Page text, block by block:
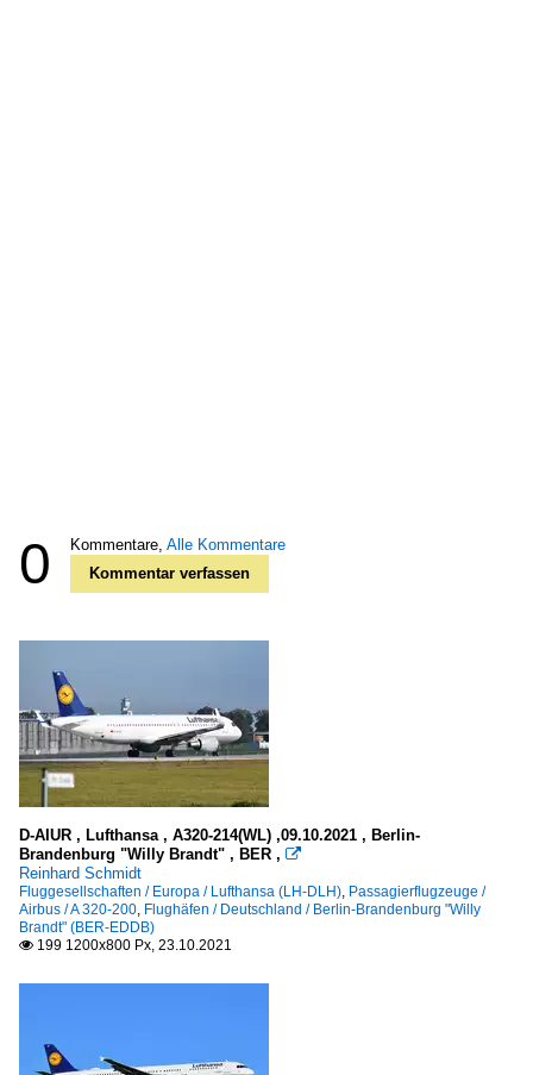
0 Kommentare, Alle Kommentare
Kommentar verfassen
D-AIUR , Lufthansa , A320-214(WL) ,09.10.2021 , Berlin-
Brandenburg "Willy Brandt" , BER , 
Reinhard Schmidt
Fluggesellschaften / Europa / Lufthansa (LH-DLH), Passagierflugzeuge /
Airbus / A 320-200, Flughäfen / Deutschland / Berlin-Brandenburg "Willy
Brandt" (BER-EDDB)
 199 1200x800 Px, 23.10.2021